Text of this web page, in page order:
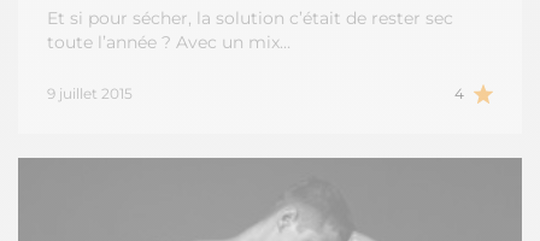
Et si pour sécher, la solution c’était de rester sec
toute l’année ? Avec un mix…
9 juillet 2015 4